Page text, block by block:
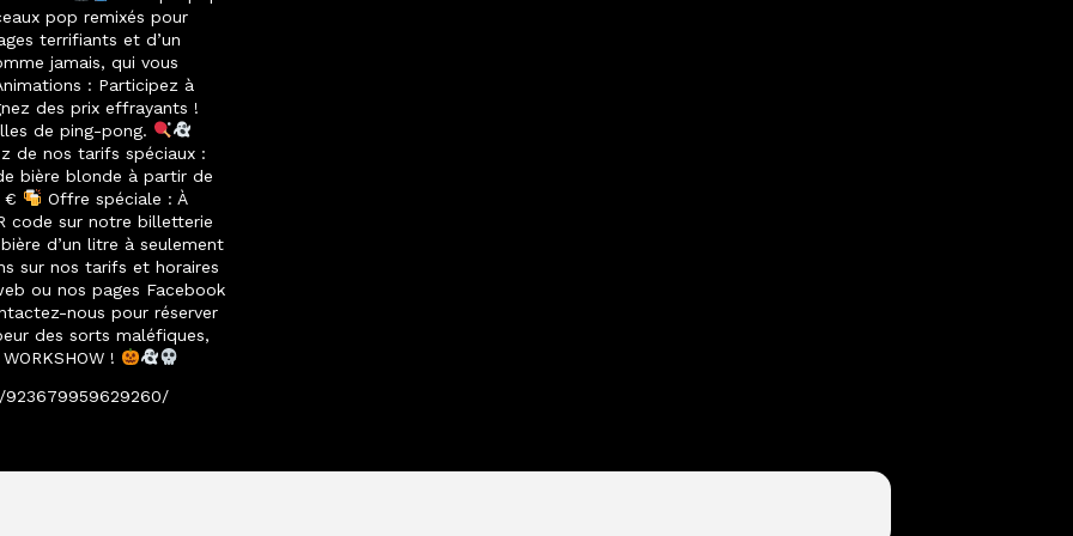
pop remixés pour
terrifiants et d’un
jamais, qui vous
: Participez à
des prix effrayants !
de ping-pong.
de nos tarifs spéciaux :
bière blonde à partir de
€
Offre spéciale : À
code sur notre billetterie
d’un litre à seulement
sur nos tarifs et horaires
ou nos pages Facebook
nous pour réserver
des sorts maléfiques,
!